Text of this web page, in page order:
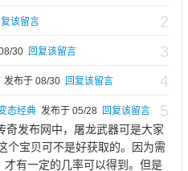
2
复该留言
3
30 回复该留言
4
发布于 08/30 回复该留言
5
态经典 发布于 05/28 回复该留言
奇发布网中，屠龙武器可是大家
个宝贝可不是好获取的。因为需
才有一定的几率可以得到。但是